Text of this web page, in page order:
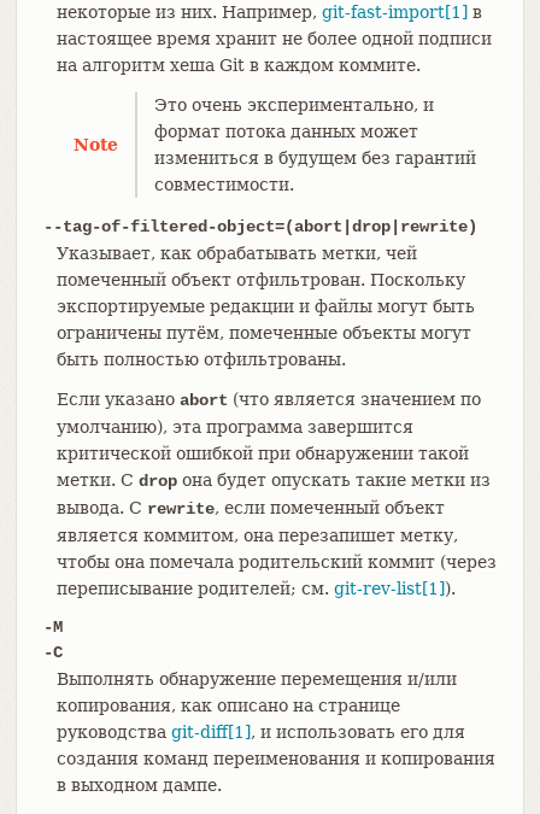
некоторые из них. Например, git-fast-import[1] в
настоящее время хранит не более одной подписи
на алгоритм хеша Git в каждом коммите.
Note
Это очень экспериментально, и
формат потока данных может
измениться в будущем без гарантий
совместимости.
--tag-of-filtered-object=(abort|drop|rewrite)
Указывает, как обрабатывать метки, чей
помеченный объект отфильтрован. Поскольку
экспортируемые редакции и файлы могут быть
ограничены путём, помеченные объекты могут
быть полностью отфильтрованы.
Если указано abort (что является значением по
умолчанию), эта программа завершится
критической ошибкой при обнаружении такой
метки. С dropона будет опускать такие метки из
вывода. С rewrite, если помеченный объект
является коммитом, она перезапишет метку,
чтобы она помечала родительский коммит (через
переписывание родителей; см. git-rev-list[1]).
-M
-C
Выполнять обнаружение перемещения и/или
копирования, как описано на странице
руководства git-diff[1], и использовать его для
создания команд переименования и копирования
в выходном дампе.